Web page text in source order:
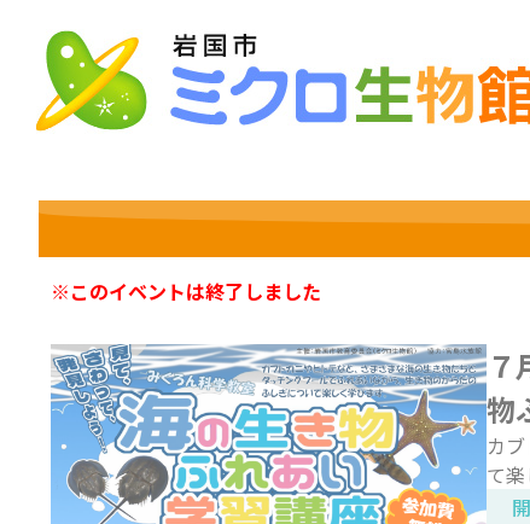
content
※このイベントは終了しました
物
カ
て